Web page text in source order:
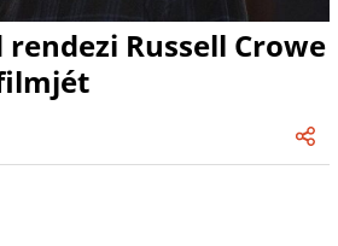
Russell Crowe